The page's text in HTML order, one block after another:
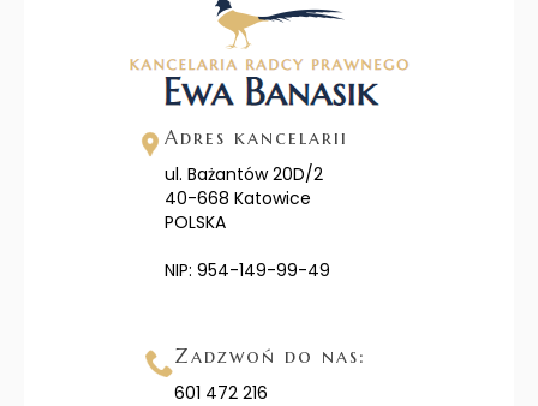
Zadzwoń
Adres kancelarii
ul. Bażantów 20D/2
40-668 Katowice
POLSKA
NIP: 954-149-99-49
Zadzwoń do nas:
601 472 216